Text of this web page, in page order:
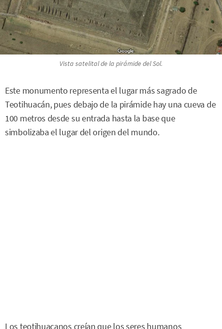
Vista satelital de la pirámide del Sol.
Este monumento representa el lugar más sagrado de
Teotihuacán, pues debajo de la pirámide hay una cueva de
100 metros desde su entrada hasta la base que
simbolizaba el lugar del origen del mundo.
Los teotihuacanos creían que los seres humanos